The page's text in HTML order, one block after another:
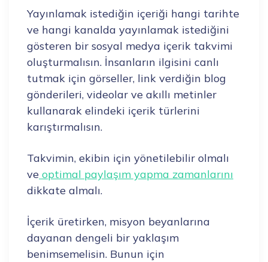
Yayınlamak istediğin içeriği hangi tarihte
ve hangi kanalda yayınlamak istediğini
gösteren bir sosyal medya içerik takvimi
oluşturmalısın. İnsanların ilgisini canlı
tutmak için görseller, link verdiğin blog
gönderileri, videolar ve akıllı metinler
kullanarak elindeki içerik türlerini
karıştırmalısın.
Takvimin, ekibin için yönetilebilir olmalı
ve optimal paylaşım yapma zamanlarını
dikkate almalı.
İçerik üretirken, misyon beyanlarına
dayanan dengeli bir yaklaşım
benimsemelisin. Bunun için